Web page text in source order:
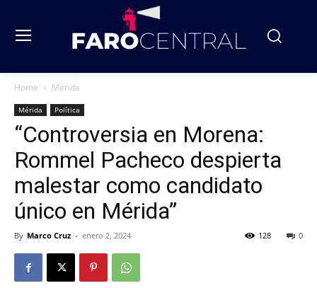
Home Mérida
Mérida Política
“Controversia en Morena:
Rommel Pacheco despierta
malestar como candidato
único en Mérida”
By Marco Cruz - enero 2, 2024 0
128